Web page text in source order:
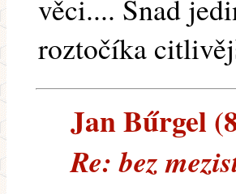
věci.... Snad
roztočíka
Jan Bűrgel
Re: bez